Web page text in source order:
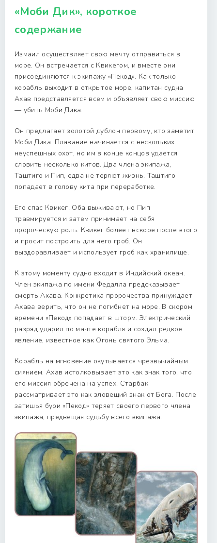
«Моби Дик», короткое
содержание
Измаил осуществляет свою мечту отправиться в
море. Он встречается с Квикегом, и вместе они
присоединяются к экипажу «Пекод». Как только
корабль выходит в открытое море, капитан судна
Ахав представляется всем и объявляет свою миссию
— убить Моби Дика.
Он предлагает золотой дублон первому, кто заметит
Моби Дика. Плавание начинается с нескольких
неуспешных охот, но им в конце концов удается
словить несколько китов. Два члена экипажа,
Таштиго и Пип, едва не теряют жизнь. Таштиго
попадает в голову кита при переработке.
Его спас Квикег. Оба выживают, но Пип
травмируется и затем принимает на себя
пророческую роль. Квикег болеет вскоре после этого
и просит построить для него гроб. Он
выздоравливает и использует гроб как хранилище.
К этому моменту судно входит в Индийский океан.
Член экипажа по имени Федалла предсказывает
смерть Ахава. Конкретика пророчества принуждает
Ахава верить, что он не погибнет на море. В скором
времени «Пекод» попадает в шторм. Электрический
разряд ударил по мачте корабля и создал редкое
явление, известное как Огонь святого Эльма.
Корабль на мгновение окутывается чрезвычайным
сиянием. Ахав истолковывает это как знак того, что
его миссия обречена на успех. Старбак
рассматривает это как зловещий знак от Бога. После
затишья бури «Пекод» теряет своего первого члена
экипажа, предвещая судьбу всего экипажа.